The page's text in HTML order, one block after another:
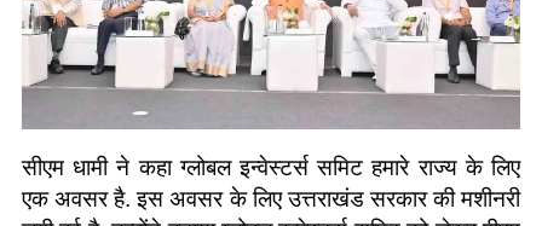
सीएम धामी ने कहा ग्लोबल इन्वेस्टर्स समिट हमारे राज्य के लिए
एक अवसर है. इस अवसर के लिए उत्तराखंड सरकार की मशीनरी